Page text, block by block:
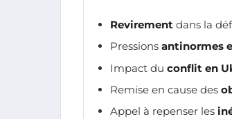
Revirement dans la
Pressions antinormes
Impact du conflit en
Remise en cause des
Appel à repenser les